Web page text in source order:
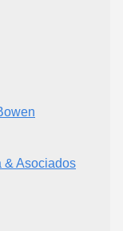
& Asociados